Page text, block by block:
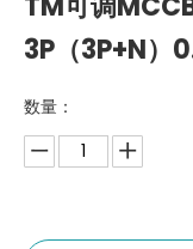
3P（3P+N）
数量：